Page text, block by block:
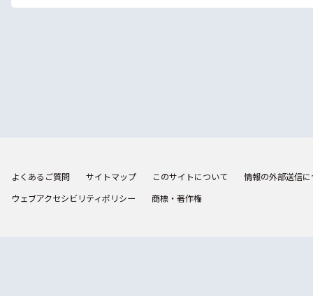
よくあるご質問 サイトマップ このサイトについて
情報の外部送信
ウェブアクセシビリティポリシー
商標・著作権